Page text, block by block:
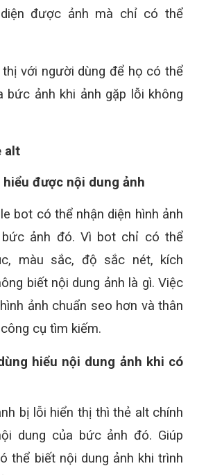
được ảnh mà chỉ có thể
với người dùng để họ có thể
bức ảnh khi ảnh gặp lỗi không
alt
hiểu được nội dung ảnh
bot có thể nhận diện hình ảnh
ảnh đó. Vì bot chỉ có thể
màu sắc, độ sắc nét, kích
biết nội dung ảnh là gì. Việc
ảnh chuẩn seo hơn và thân
cụ tìm kiếm.
hiểu nội dung ảnh khi có
bị lỗi hiển thị thì thẻ alt chính
dung của bức ảnh đó. Giúp
thể biết nội dung ảnh khi trình